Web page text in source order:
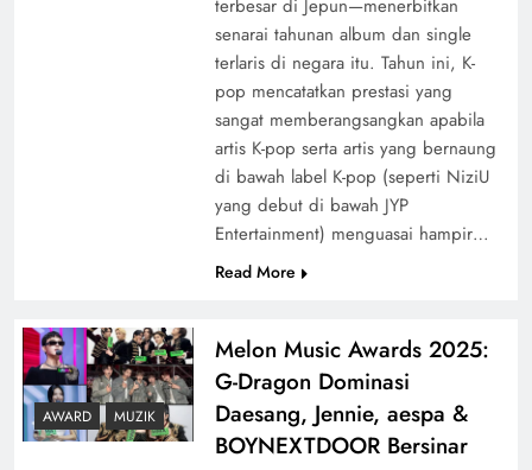
terbesar di Jepun—menerbitkan
senarai tahunan album dan single
terlaris di negara itu. Tahun ini, K-
pop mencatatkan prestasi yang
sangat memberangsangkan apabila
artis K-pop serta artis yang bernaung
di bawah label K-pop (seperti NiziU
yang debut di bawah JYP
Entertainment) menguasai hampir…
Read More
AWARD MUZIK
Melon Music Awards 2025:
G-Dragon Dominasi
Daesang, Jennie, aespa &
BOYNEXTDOOR Bersinar